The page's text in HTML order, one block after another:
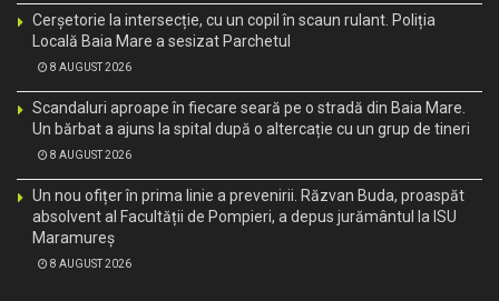
Cerșetorie la intersecție, cu un copil în scaun rulant. Poliția
Locală Baia Mare a sesizat Parchetul
8 AUGUST 2026
Scandaluri aproape în fiecare seară pe o stradă din Baia Mare.
Un bărbat a ajuns la spital după o altercație cu un grup de tineri
8 AUGUST 2026
Un nou ofițer în prima linie a prevenirii. Răzvan Buda, proaspăt
absolvent al Facultății de Pompieri, a depus jurământul la ISU
Maramureș
8 AUGUST 2026